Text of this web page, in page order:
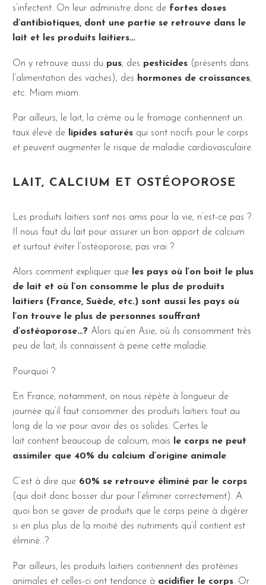
s’infectent. On leur administre donc de fortes doses
d’antibiotiques, dont une partie se retrouve dans le
lait et les produits laitiers…
On y retrouve aussi du pus, des pesticides (présents dans
l’alimentation des vaches), des hormones de croissances,
etc. Miam miam.
Par ailleurs, le lait, la crème ou le fromage contiennent un
taux élevé de lipides saturés qui sont nocifs pour le corps
et peuvent augmenter le risque de maladie cardiovasculaire.
LAIT, CALCIUM ET OSTÉOPOROSE
Les produits laitiers sont nos amis pour la vie, n’est-ce pas ?
Il nous faut du lait pour assurer un bon apport de calcium
et surtout éviter l’ostéoporose, pas vrai ?
Alors comment expliquer que
les pays où l’on boit le plus
de lait et où l’on consomme le plus de produits
laitiers (France, Suède, etc.) sont aussi les pays où
l’on trouve le plus de personnes souffrant
d’ostéoporose…? Alors qu’en Asie, où ils consomment très
peu de lait, ils connaissent à peine cette maladie.
Pourquoi ?
En France, notamment, on nous répète à longueur de
journée qu’il faut consommer des produits laitiers tout au
long de la vie pour avoir des os solides. Certes le
lait contient beaucoup de calcium, mais le corps ne peut
assimiler que 40% du calcium d’origine animale.
C’est à dire que 60% se retrouve éliminé par le corps
(qui doit donc bosser dur pour l’éliminer correctement). A
quoi bon se gaver de produits que le corps peine à digérer
si en plus plus de la moitié des nutriments qu’il contient est
éliminé…?
Par ailleurs, les produits laitiers contiennent des protéines
animales et celles-ci ont tendance à acidifier le corps. Or